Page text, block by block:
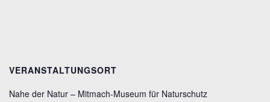
VERANSTALTUNGSORT
Nahe der Natur – Mitmach-Museum für Naturschutz